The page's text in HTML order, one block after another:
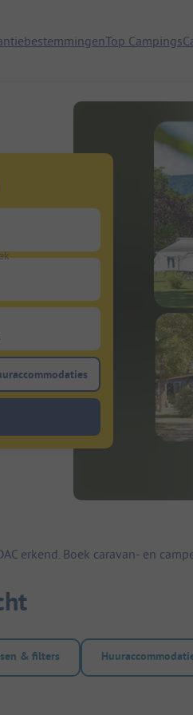
Top Campings
om te zoeken naar
Gebruik de filterknop
erkend. Boek caravan- en
& filters